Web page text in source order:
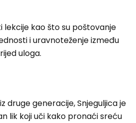
lekcije kao što su poštovanje
i uravnoteženje između
uloga.
druge generacije, Snjeguljica je
lik koji uči kako pronaći sreću